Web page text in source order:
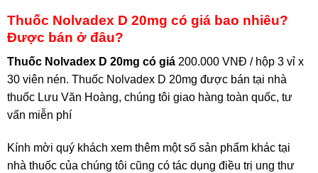
Thuốc Nolvadex D 20mg có giá bao nhiêu?
Được bán ở đâu?
Thuốc Nolvadex D 20mg có giá 200.000 VNĐ / hộp 3 vỉ x
30 viên nén. Thuốc Nolvadex D 20mg được bán tại nhà
thuốc Lưu Văn Hoàng, chúng tôi giao hàng toàn quốc, tư
vấn miễn phí
Kính mời quý khách xem thêm một số sản phẩm khác tại
nhà thuốc của chúng tôi cũng có tác dụng điều trị ung thư